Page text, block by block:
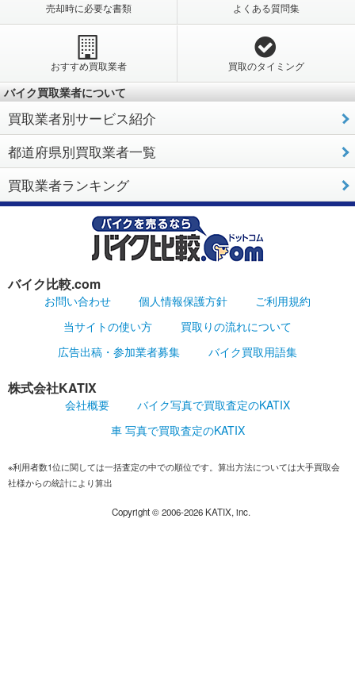
売却時に必要な書類 よくある質問集
おすすめ買取業者 買取のタイミング
バイク買取業者について
買取業者別サービス紹介
都道府県別買取業者一覧
買取業者ランキング
バイク比較.com
お問い合わせ 個人情報保護方針
ご利用規約
当サイトの使い方
買取りの流れについて
広告出稿・参加業者募集
バイク買取用語集
株式会社KATIX
会社概要
バイク写真で買取査定のKATIX
車 写真で買取査定のKATIX
※利用者数1位に関しては一括査定の中での順位です。算出方法については大手買取会
社様からの統計により算出
Copyright ©2006-2026KATIX, inc.